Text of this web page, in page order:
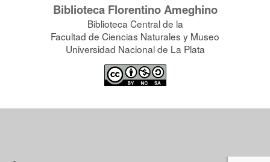
Biblioteca Florentino Ameghino
Biblioteca Central de la
Facultad de Ciencias Naturales y Museo
Universidad Nacional de La Plata